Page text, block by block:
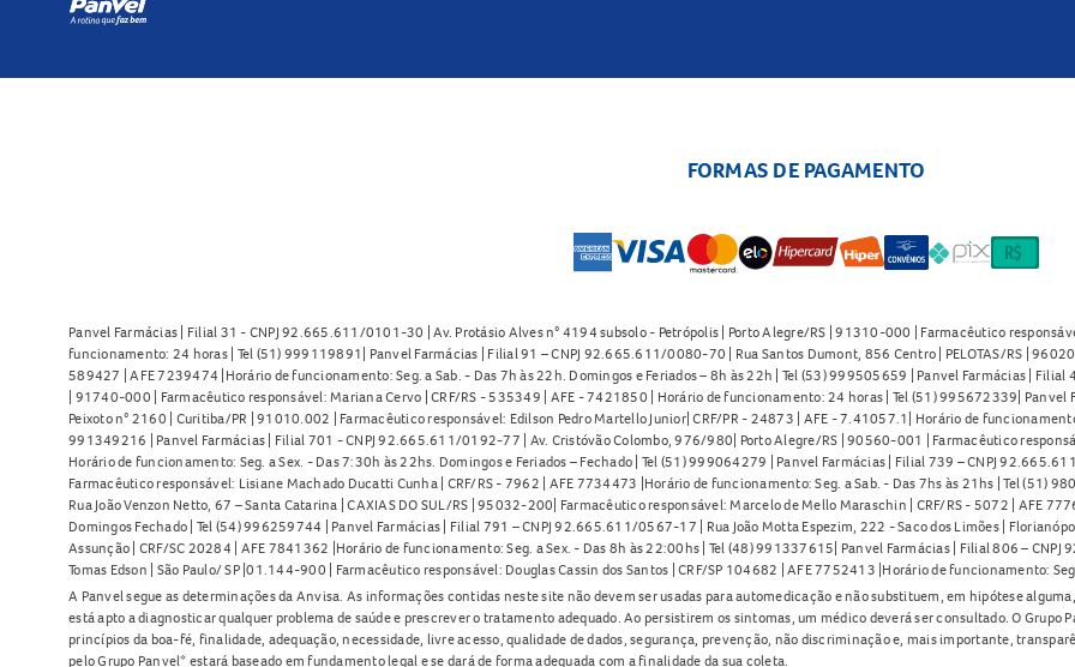
FORMAS DE PAGAMENTO
Panvel Farmácias | Filial 31 - CNPJ 92.665.611/0101-30 | Av. Protásio Alves n° 4194 subsolo - Petrópolis | Porto Alegre/RS | 91310-000 | Farmacêutico
funcionamento: 24 horas | Tel (51) 999119891| Panvel Farmácias | Filial 91 – CNPJ 92.665.611/0080-70 | Rua Santos Dumont, 856 Centro | PELOTAS/RS |
589427 | AFE 7239474 |Horário de funcionamento: Seg. a Sab. - Das 7h às 22h. Domingos e Feriados – 8h às 22h | Tel (53) 999505659 | Panvel Farmácias |
| 91740-000 | Farmacêutico responsável: Mariana Cervo | CRF/RS - 535349 | AFE - 7421850 | Horário de funcionamento: 24 horas | Tel (51) 995672339|
Peixoto n° 2160 | Curitiba/PR | 91010.002 | Farmacêutico responsável: Edilson Pedro Martello Junior| CRF/PR - 24873 | AFE - 7.41057.1| Horário de
991349216 | Panvel Farmácias | Filial 701 - CNPJ 92.665.611/0192-77 | Av. Cristóvão Colombo, 976/980| Porto Alegre/RS | 90560-001 | Farmacêutico
Horário de funcionamento: Seg. a Sex. - Das 7:30h às 22hs. Domingos e Feriados – Fechado | Tel (51) 999064279 | Panvel Farmácias | Filial 739 – CNPJ
Farmacêutico responsável: Lisiane Machado Ducatti Cunha | CRF/RS - 7962 | AFE 7734473 |Horário de funcionamento: Seg. a Sab. - Das 7hs às 21hs | Tel (51)
Rua João Venzon Netto, 67 – Santa Catarina | CAXIAS DO SUL/RS | 95032-200| Farmacêutico responsável: Marcelo de Mello Maraschin | CRF/RS - 5072 | AFE
Domingos Fechado | Tel (54) 996259744 | Panvel Farmácias | Filial 791 – CNPJ 92.665.611/0567-17 | Rua João Motta Espezim, 222 - Saco dos Limões |
Assunção | CRF/SC 20284 | AFE 7841362 |Horário de funcionamento: Seg. a Sex. - Das 8h às 22:00hs | Tel (48) 991337615| Panvel Farmácias | Filial 806 –
Tomas Edson | São Paulo/ SP |01.144-900 | Farmacêutico responsável: Douglas Cassin dos Santos | CRF/SP 104682 | AFE 7752413 |Horário de funcionamento:
A Panvel segue as determinações da Anvisa. As informações contidas neste site não devem ser usadas para automedicação e não substituem, em hipótese
está apto a diagnosticar qualquer problema de saúde e prescrever o tratamento adequado. Ao persistirem os sintomas, um médico deverá ser consultado. O Grupo
princípios da boa-fé, finalidade, adequação, necessidade, livre acesso, qualidade de dados, segurança, prevenção, não discriminação e, mais importante,
pelo Grupo Panvel* estará baseado em fundamento legal e se dará de forma adequada com a finalidade da sua coleta.